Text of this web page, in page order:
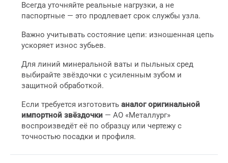
Всегда уточняйте реальные нагрузки, а не
паспортные — это продлевает срок службы узла.
Важно учитывать состояние цепи: изношенная цепь
ускоряет износ зубьев.
Для линий минеральной ваты и пыльных сред
выбирайте звёздочки с усиленным зубом и
защитной обработкой.
Если требуется изготовить аналог оригинальной
импортной звёздочки — АО «Металлург»
воспроизведёт её по образцу или чертежу с
точностью посадки и профиля.